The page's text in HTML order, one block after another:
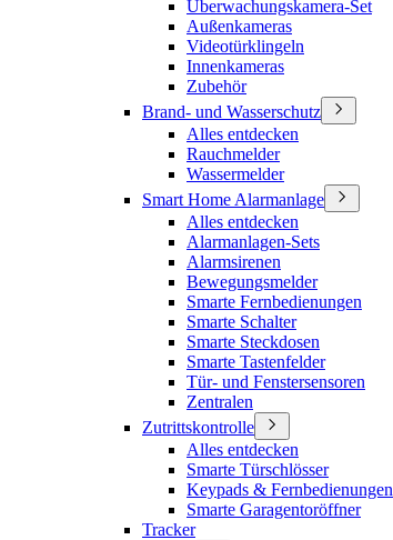
Überwachungskamera-Set
Außenkameras
Videotürklingeln
Innenkameras
Zubehör
Brand- und Wasserschutz
Alles entdecken
Rauchmelder
Wassermelder
Smart Home Alarmanlage
Alles entdecken
Alarmanlagen-Sets
Alarmsirenen
Bewegungsmelder
Smarte Fernbedienungen
Smarte Schalter
Smarte Steckdosen
Smarte Tastenfelder
Tür- und Fenstersensoren
Zentralen
Zutrittskontrolle
Alles entdecken
Smarte Türschlösser
Keypads & Fernbedienungen
Smarte Garagentoröffner
Tracker